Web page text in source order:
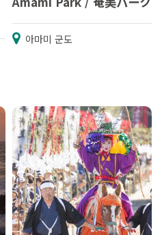
아마미 군도